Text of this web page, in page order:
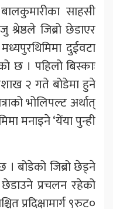
साहसी
श्रेष्ठले जिब्रो छेडाएर
दुईवटा
छ । पहिलो बिस्काः
२ गते बोडेमा हुने
भोलिपल्ट अर्थात्
मनाइने ‘येंया पुन्ही
बोडेको जिब्रो छेड्ने
छेडाउने प्रचलन रहेको
प्रदिक्षामार्ग ९रुट०